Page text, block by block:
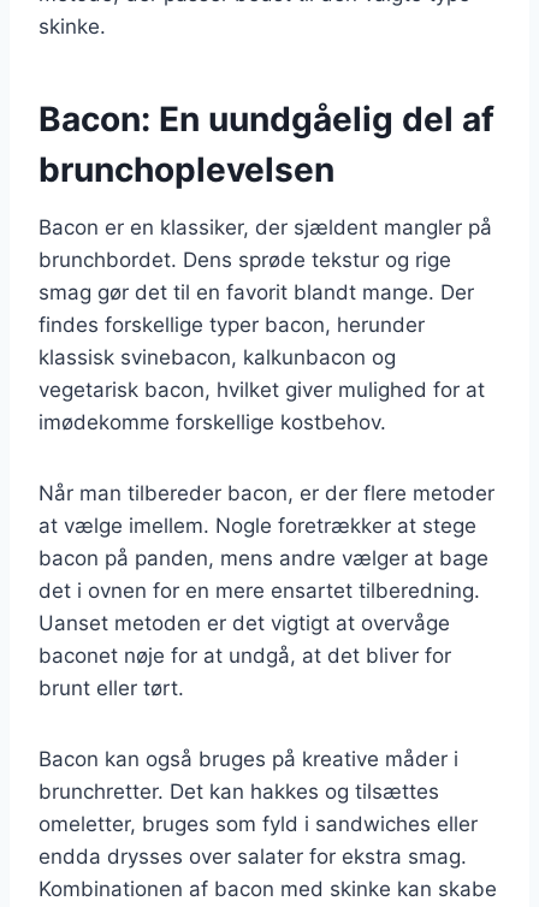
skinke.
Bacon: En uundgåelig del af
brunchoplevelsen
Bacon er en klassiker, der sjældent mangler på
brunchbordet. Dens sprøde tekstur og rige
smag gør det til en favorit blandt mange. Der
findes forskellige typer bacon, herunder
klassisk svinebacon, kalkunbacon og
vegetarisk bacon, hvilket giver mulighed for at
imødekomme forskellige kostbehov.
Når man tilbereder bacon, er der flere metoder
at vælge imellem. Nogle foretrækker at stege
bacon på panden, mens andre vælger at bage
det i ovnen for en mere ensartet tilberedning.
Uanset metoden er det vigtigt at overvåge
baconet nøje for at undgå, at det bliver for
brunt eller tørt.
Bacon kan også bruges på kreative måder i
brunchretter. Det kan hakkes og tilsættes
omeletter, bruges som fyld i sandwiches eller
endda drysses over salater for ekstra smag.
Kombinationen af bacon med skinke kan skabe